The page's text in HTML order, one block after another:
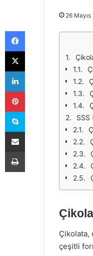
26
SSS
Çikolata,
çeşitli
Facebook
X
LinkedIn
Pinterest
Skype
E-Posta ile paylaş